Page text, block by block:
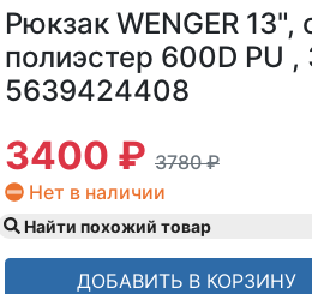
Рюкзак WENGER
полиэстер 600D PU
5639424408
3400 ₽ 3780 ₽
Нет в наличии
Найти похожий товар
ДОБАВИТЬ В КОРЗИНУ